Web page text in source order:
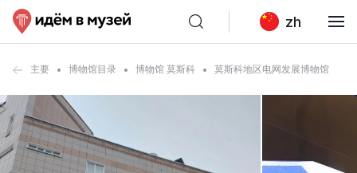
zh
主要 博物馆目录 博物馆 莫斯科 莫斯科地区电网发展博物馆